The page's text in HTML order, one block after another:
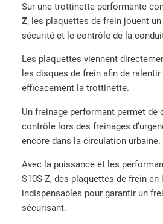
Sur une trottinette performante
Z, les plaquettes de frein jouent
sécurité et le contrôle de la
Les plaquettes viennent
les disques de frein afin de
efficacement la trottinette.
Un freinage performant permet de
contrôle lors des freinages
encore dans la circulation urbaine.
Avec la puissance et les
S10S-Z, des plaquettes de frein
indispensables pour garantir un
sécurisant.